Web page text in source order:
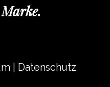
Datenschutz